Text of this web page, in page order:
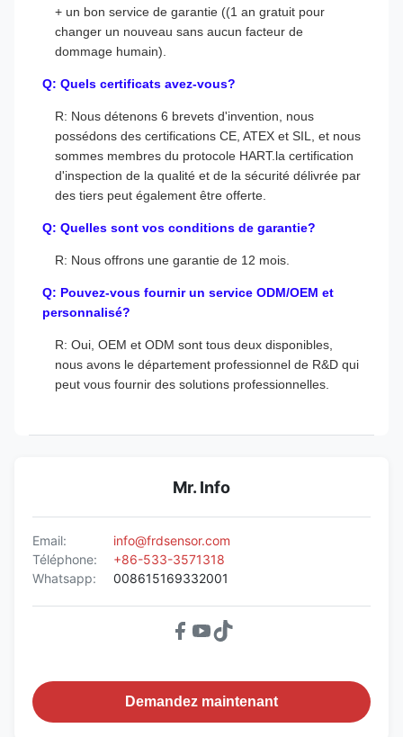
+ un bon service de garantie ((1 an gratuit pour
changer un nouveau sans aucun facteur de
dommage humain).
Q: Quels certificats avez-vous?
R: Nous détenons 6 brevets d'invention, nous
possédons des certifications CE, ATEX et SIL, et nous
sommes membres du protocole HART.la certification
d'inspection de la qualité et de la sécurité délivrée par
des tiers peut également être offerte.
Q: Quelles sont vos conditions de garantie?
R: Nous offrons une garantie de 12 mois.
Q: Pouvez-vous fournir un service ODM/OEM et
personnalisé?
R: Oui, OEM et ODM sont tous deux disponibles,
nous avons le département professionnel de R&D qui
peut vous fournir des solutions professionnelles.
Mr. Info
Email:
info@frdsensor.com
Téléphone:
+86-533-3571318
Whatsapp:
008615169332001
Demandez maintenant